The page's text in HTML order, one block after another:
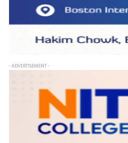
- ADVERTISEMENT -